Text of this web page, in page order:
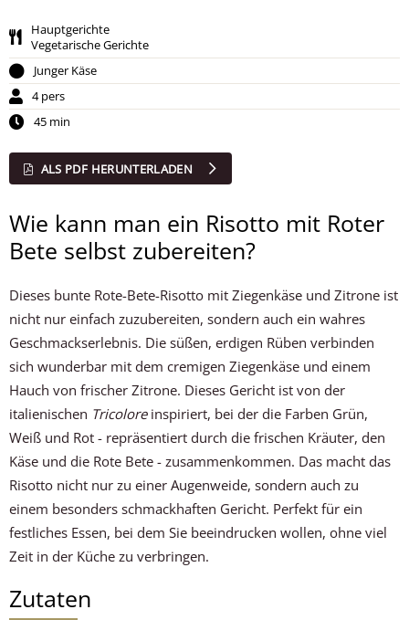
Hauptgerichte
Vegetarische Gerichte
Junger Käse
4 pers
45 min
ALS PDF HERUNTERLADEN
Wie kann man ein Risotto mit Roter
Bete selbst zubereiten?
Dieses bunte Rote-Bete-Risotto mit Ziegenkäse und Zitrone ist
nicht nur einfach zuzubereiten, sondern auch ein wahres
Geschmackserlebnis. Die süßen, erdigen Rüben verbinden
sich wunderbar mit dem cremigen Ziegenkäse und einem
Hauch von frischer Zitrone. Dieses Gericht ist von der
italienischen Tricolore inspiriert, bei der die Farben Grün,
Weiß und Rot - repräsentiert durch die frischen Kräuter, den
Käse und die Rote Bete - zusammenkommen. Das macht das
Risotto nicht nur zu einer Augenweide, sondern auch zu
einem besonders schmackhaften Gericht. Perfekt für ein
festliches Essen, bei dem Sie beeindrucken wollen, ohne viel
Zeit in der Küche zu verbringen.
Zutaten